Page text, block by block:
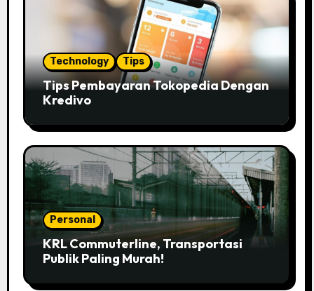
Technology Tips
Tips Pembayaran Tokopedia Dengan
Kredivo
Personal
KRL Commuterline, Transportasi
Publik Paling Murah!